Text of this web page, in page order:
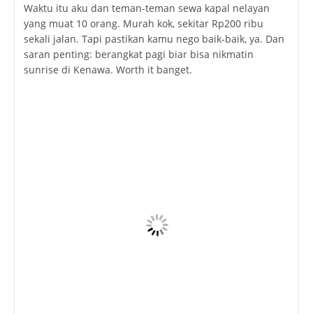
Waktu itu aku dan teman-teman sewa kapal nelayan
yang muat 10 orang. Murah kok, sekitar Rp200 ribu
sekali jalan. Tapi pastikan kamu nego baik-baik, ya. Dan
saran penting: berangkat pagi biar bisa nikmatin
sunrise di Kenawa. Worth it banget.